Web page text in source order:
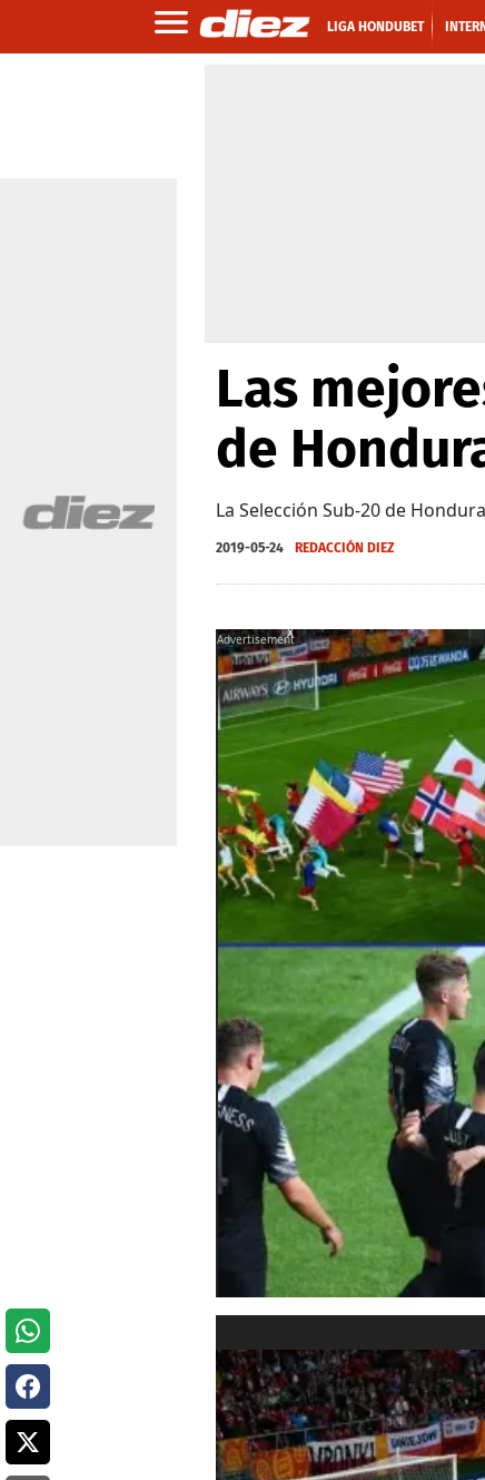
LIGA HONDUBET
Las
de
La Selección Sub-20 de
2019-05-24 REDACCIÓN DIEZ
X